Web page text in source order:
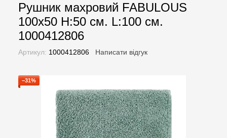
Рушник махровий FABULOUS
100х50 H:50 см. L:100 см.
1000412806
Артикул: 1000412806 Написати відгук
−31%